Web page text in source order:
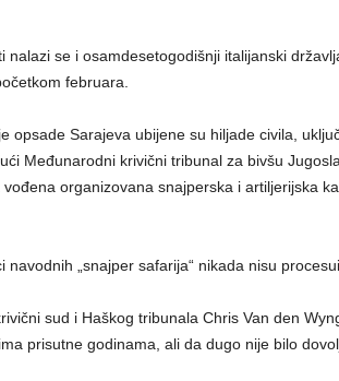
nalazi se i osamdesetogodišnji italijanski
februara.
opsade Sarajeva ubijene su hiljade civila,
Međunarodni krivični tribunal za bivšu
organizovana snajperska i artiljerijska
„snajper safarija“ nikada nisu
sud i Haškog tribunala Chris Van den
prisutne godinama, ali da dugo nije bilo